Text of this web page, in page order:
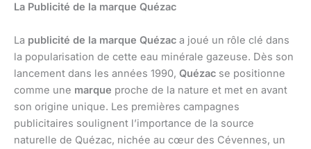
La Publicité de la marque Quézac
La publicité de la marque Quézac a joué un rôle clé dans
la popularisation de cette eau minérale gazeuse. Dès son
lancement dans les années 1990, Quézac se positionne
comme une marque proche de la nature et met en avant
son origine unique. Les premières campagnes
publicitaires soulignent l’importance de la source
naturelle de Quézac, nichée au cœur des Cévennes, un